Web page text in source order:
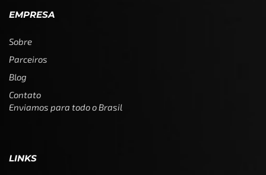
EMPRESA
Sobre
Parceiros
Blog
Contato
Enviamos para todo o Brasil
LINKS